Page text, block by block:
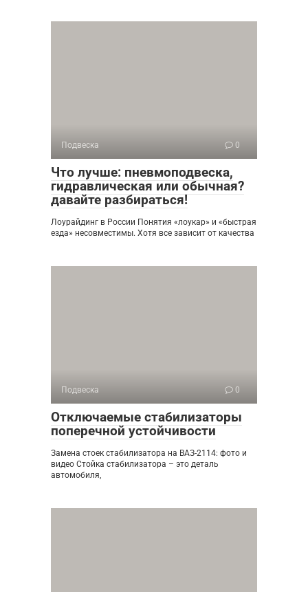
Подвеска 0
Что лучше: пневмоподвеска,
гидравлическая или обычная?
давайте разбираться!
Лоурайдинг в России Понятия «лоукар» и «быстрая
езда» несовместимы. Хотя все зависит от качества
Подвеска 0
Отключаемые стабилизаторы
поперечной устойчивости
Замена стоек стабилизатора на ВАЗ-2114: фото и
видео Стойка стабилизатора – это деталь
автомобиля,